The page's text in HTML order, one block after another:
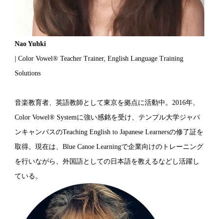
Nao Yuhki
| Color Vowel® Teacher Trainer, English Language Training
Solutions
音楽教育者、英語教師として東京を拠点に活動中。2016年、
Color Vowel® Systemに強い感銘を受け、テンプル大学ジャパ
ンキャンパスのTeaching English to Japanese Learnersの修了証を
取得。現在は、Blue Canoe Learningで企業向けのトレーニング
を行いながら、外国語としての日本語を教えるなどし活躍し
ている。